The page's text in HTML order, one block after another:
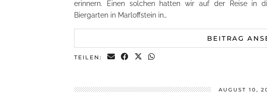
erinnern. Einen solchen hatten wir auf der Reise in
Biergarten in Marloffstein in…
BEITRAG
TEILEN:
AUGUST 10,